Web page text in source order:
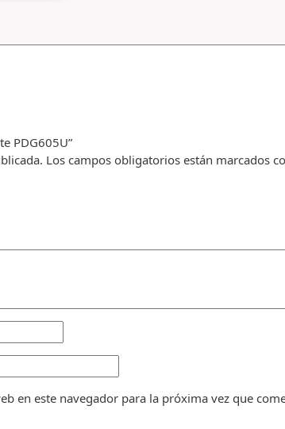
PDG605U”
Los campos obligatorios están marcados
en este navegador para la próxima vez que